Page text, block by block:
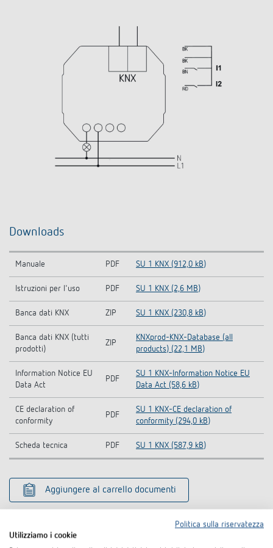
Downloads
Manuale PDF SU 1 KNX (912,0 kB)
Istruzioni per l'uso PDF SU 1 KNX (2,6 MB)
Banca dati KNX ZIP SU 1 KNX (230,8 kB)
Banca dati KNX (tutti
prodotti)
ZIP
KNXprod-KNX-Database (all
products) (22,1 MB)
Information Notice EU
Data Act
PDF
SU 1 KNX-Information Notice EU
Data Act (58,6 kB)
CE declaration of
conformity
PDF
SU 1 KNX-CE declaration of
conformity (294,0 kB)
Scheda tecnica PDF SU 1 KNX (587,9 kB)
Aggiungere al carrello documenti
Accessori
Politica sulla riservatezza
Utilizziamo i cookie